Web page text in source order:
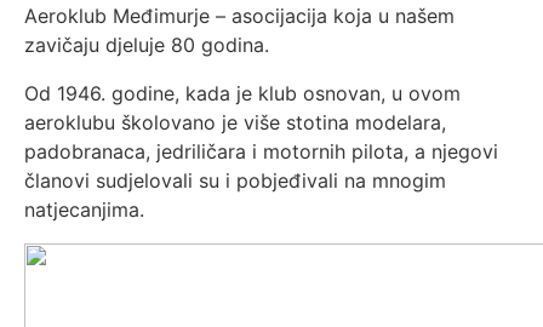
Aeroklub Međimurje – asocijacija koja u našem
zavičaju djeluje 80 godina.
Od 1946. godine, kada je klub osnovan, u ovom
aeroklubu školovano je više stotina modelara,
padobranaca, jedriličara i motornih pilota, a njegovi
članovi sudjelovali su i pobjeđivali na mnogim
natjecanjima.